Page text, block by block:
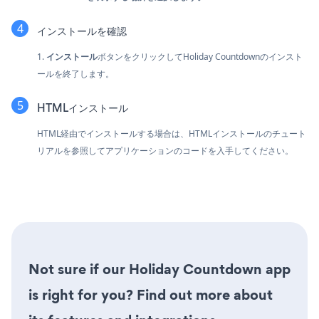
インストールを確認
1. インストールボタンをクリックしてHoliday Countdownのインスト
ールを終了します。
HTMLインストール
HTML経由でインストールする場合は、HTMLインストールのチュート
リアルを参照してアプリケーションのコードを入手してください。
Not sure if our Holiday Countdown app
is right for you? Find out more about